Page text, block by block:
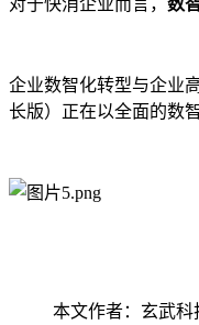
对于快消企业而言， 数
企业数智化转型与企业
长版）正在以全面的数
本文作者：玄武科